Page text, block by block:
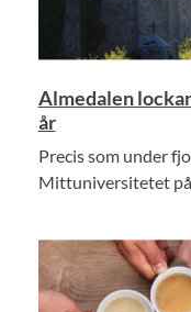
Almedalen
år
Precis som under
Mittuniversitetet på